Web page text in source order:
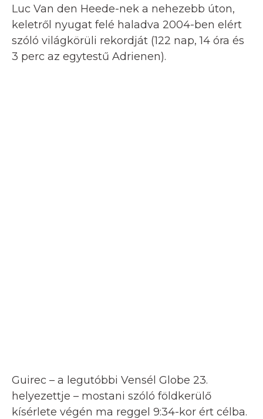
Luc Van den Heede-nek a nehezebb úton,
keletről nyugat felé haladva 2004-ben elért
szóló világkörüli rekordját (122 nap, 14 óra és
3 perc az egytestű Adrienen).
Guirec – a legutóbbi Vensél Globe 23.
helyezettje – mostani szóló földkerülő
kísérlete végén ma reggel 9:34-kor ért célba.